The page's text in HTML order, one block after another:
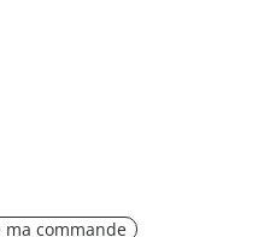
commande